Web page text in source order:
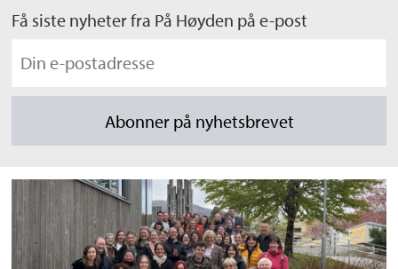
Få siste nyheter fra På Høyden på e-post